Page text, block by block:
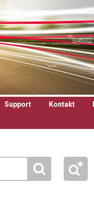
Support Kontakt